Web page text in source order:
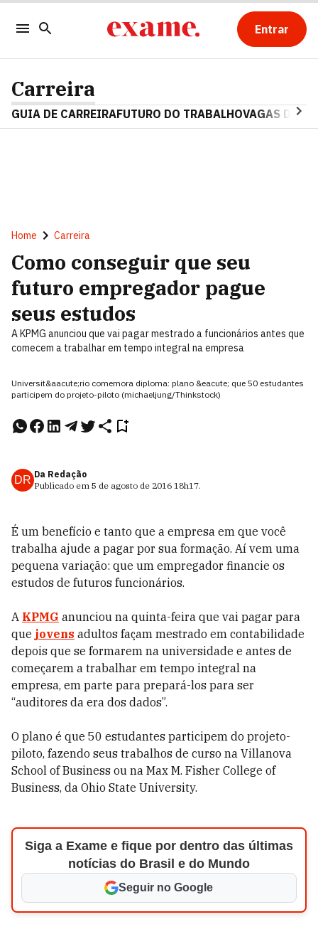
Entrar
Carreira
GUIA DE CARREIRAFUTURO DO TRABALHOVAGAS DE
Home Carreira
Como conseguir que seu
futuro empregador pague
seus estudos
A KPMG anunciou que vai pagar mestrado a funcionários antes que
comecem a trabalhar em tempo integral na empresa
Universit&aacute;rio comemora diploma: plano &eacute; que 50 estudantes
participem do projeto-piloto (michaeljung/Thinkstock)
DR Da Redação
Publicado em 5 de agosto de 2016 18h17.
É um benefício e tanto que a empresa em que você
trabalha ajude a pagar por sua formação. Aí vem uma
pequena variação: que um empregador financie os
estudos de futuros funcionários.
A KPMG anunciou na quinta-feira que vai pagar para
que jovens adultos façam mestrado em contabilidade
depois que se formarem na universidade e antes de
começarem a trabalhar em tempo integral na
empresa, em parte para prepará-los para ser
“auditores da era dos dados”.
O plano é que 50 estudantes participem do projeto-
piloto, fazendo seus trabalhos de curso na Villanova
School of Business ou na Max M. Fisher College of
Business, da Ohio State University.
Siga a Exame e fique por dentro das últimas
notícias do Brasil e do Mundo
Seguir no Google